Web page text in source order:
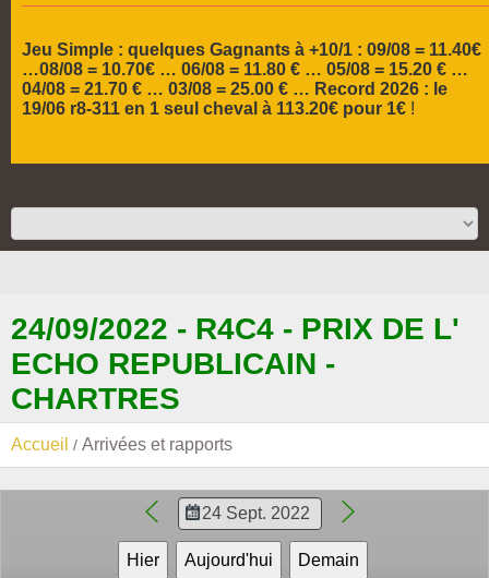
Jeu Simple : quelques Gagnants à +10/1 : 09/08 = 11.40€
…08/08 = 10.70€ … 06/08 = 11.80 € … 05/08 = 15.20 € …
04/08 = 21.70 € … 03/08 = 25.00 € … Record 2026 : le
19/06 r8-311 en 1 seul cheval à 113.20€ pour 1€ !
24/09/2022 - R4C4 - PRIX DE L'
ECHO REPUBLICAIN -
CHARTRES
Accueil Arrivées et rapports